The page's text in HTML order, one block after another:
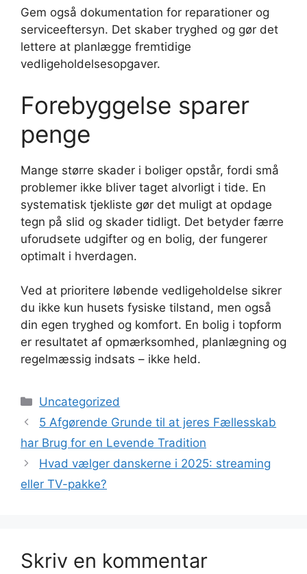
Gem også dokumentation for reparationer og
serviceeftersyn. Det skaber tryghed og gør det
lettere at planlægge fremtidige
vedligeholdelsesopgaver.
Forebyggelse sparer
penge
Mange større skader i boliger opstår, fordi små
problemer ikke bliver taget alvorligt i tide. En
systematisk tjekliste gør det muligt at opdage
tegn på slid og skader tidligt. Det betyder færre
uforudsete udgifter og en bolig, der fungerer
optimalt i hverdagen.
Ved at prioritere løbende vedligeholdelse sikrer
du ikke kun husets fysiske tilstand, men også
din egen tryghed og komfort. En bolig i topform
er resultatet af opmærksomhed, planlægning og
regelmæssig indsats – ikke held.
Kategorier
Uncategorized
5 Afgørende Grunde til at jeres Fællesskab
har Brug for en Levende Tradition
Hvad vælger danskerne i 2025: streaming
eller TV-pakke?
Skriv en kommentar